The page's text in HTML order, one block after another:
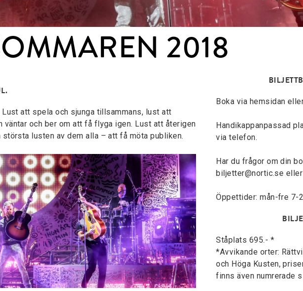
2018
att spela och sjunga tillsammans, lust att
och ber om att få flyga igen. Lust att återigen
lusten av dem alla – att få möta publiken.
Boka via hemsidan
Handikappanpassad
via telefon.
Har du frågor om din
biljetter@nortic.se
Öppettider: mån-fre 7-
Ståplats 695.- *
*Avvikande orter:
och Höga Kusten,
finns även numrerade